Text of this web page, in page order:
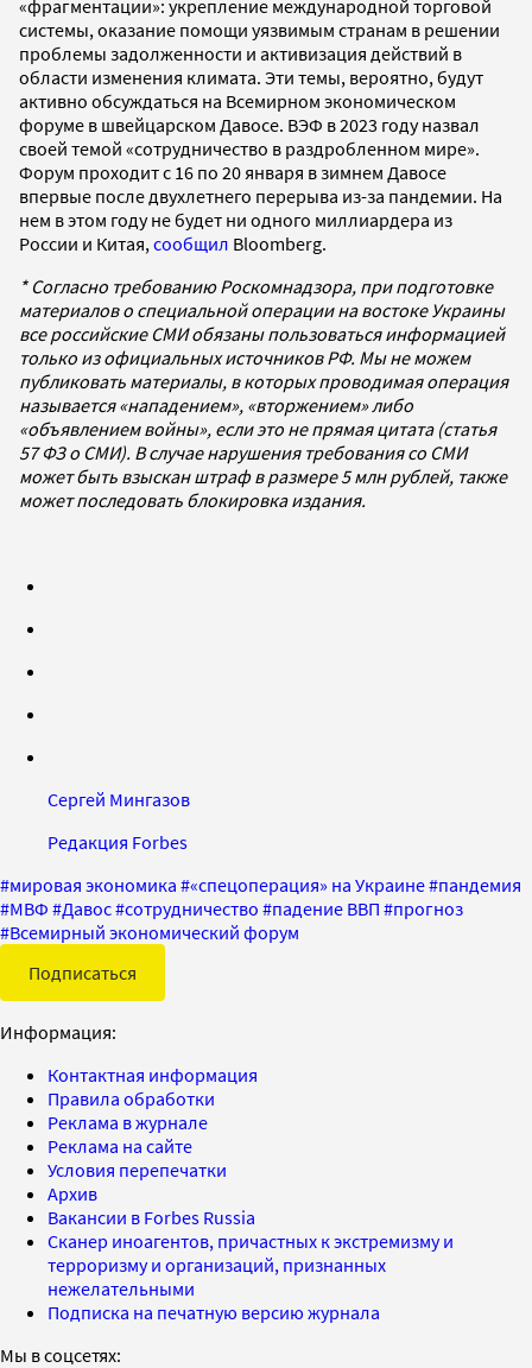
«фрагментации»: укрепление международной торговой
системы, оказание помощи уязвимым странам в решении
проблемы задолженности и активизация действий в
области изменения климата. Эти темы, вероятно, будут
активно обсуждаться на Всемирном экономическом
форуме в швейцарском Давосе. ВЭФ в 2023 году назвал
своей темой «сотрудничество в раздробленном мире».
Форум проходит с 16 по 20 января в зимнем Давосе
впервые после двухлетнего перерыва из-за пандемии. На
нем в этом году не будет ни одного миллиардера из
России и Китая, сообщил Bloomberg.
* Согласно требованию Роскомнадзора, при подготовке
материалов о специальной операции на востоке Украины
все российские СМИ обязаны пользоваться информацией
только из официальных источников РФ. Мы не можем
публиковать материалы, в которых проводимая операция
называется «нападением», «вторжением» либо
«объявлением войны», если это не прямая цитата (статья
57 ФЗ о СМИ). В случае нарушения требования со СМИ
может быть взыскан штраф в размере 5 млн рублей, также
может последовать блокировка издания.
Сергей Мингазов
Редакция Forbes
#мировая экономика #«спецоперация» на Украине#пандемия
#МВФ #Давос#сотрудничество #падение ВВП #прогноз
#Всемирный экономический форум
Подписаться
Информация:
Контактная информация
Правила обработки
Реклама в журнале
Реклама на сайте
Условия перепечатки
Архив
Вакансии в Forbes Russia
Сканер иноагентов, причастных к экстремизму и
терроризму и организаций, признанных
нежелательными
Подписка на печатную версию журнала
Мы в соцсетях: